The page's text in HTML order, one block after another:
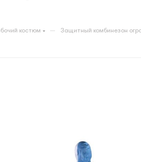
костюм — Защитный комбинезон